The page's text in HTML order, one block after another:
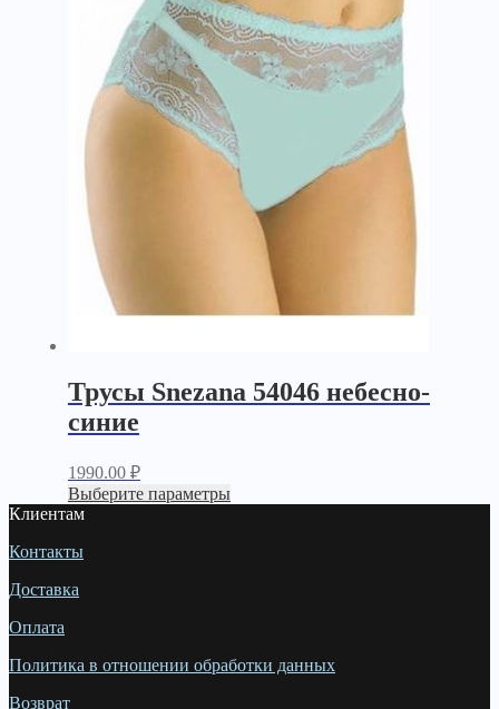
Трусы Snezana 54046 небесно-
синие
1990.00 ₽
Выберите параметры
Клиентам
Контакты
Доставка
Оплата
Политика в отношении обработки данных
Возврат